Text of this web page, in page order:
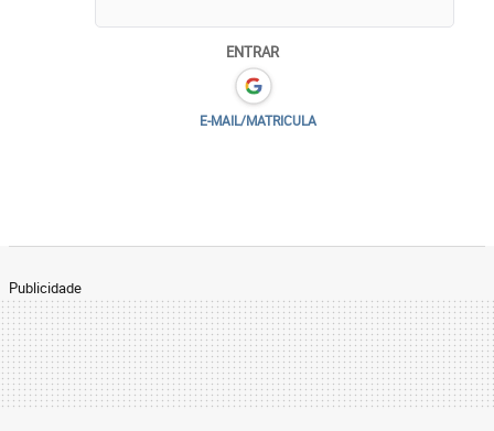
ENTRAR
E-MAIL/MATRICULA
Publicidade